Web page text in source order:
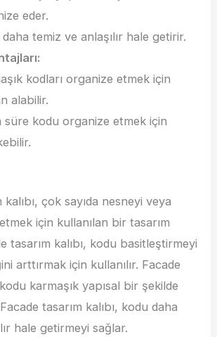
eder.
temiz ve anlaşılır hale getirir.
kodları organize etmek için
alabilir.
süre kodu organize etmek için
kalıbı, çok sayıda nesneyi veya
için kullanılan bir tasarım
tasarım kalıbı, kodu basitleştirmeyi
arttırmak için kullanılır. Facade
karmaşık yapısal bir şekilde
tasarım kalıbı, kodu daha
hale getirmeyi sağlar.